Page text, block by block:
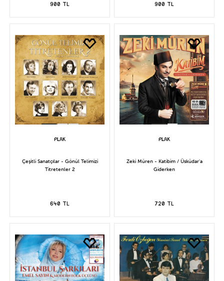
900 TL 900 TL
Çeşitli Sanatçılar - Gönül Telimizi
Titretenler 2
640 TL
Zeki Müren - Katibim / Üsküdar'a
Giderken
720 TL